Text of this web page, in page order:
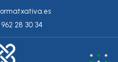
28 30 34